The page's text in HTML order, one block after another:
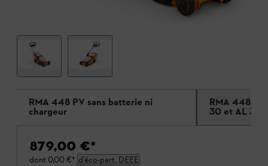
RMA 448 PV sans batterie ni
chargeur
RMA 448 PV
30 et AL 301
879,00 €*
dont 0,00 €* d’éco-part. DEEE